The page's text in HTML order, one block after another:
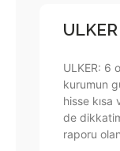
ULKER
ULKER: 6
kurumun
hisse
de
raporu